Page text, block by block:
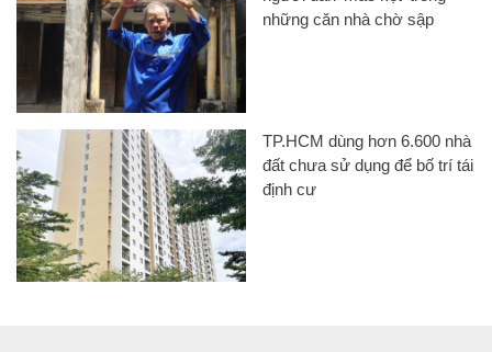
những căn nhà chờ sập
TP.HCM dùng hơn 6.600 nhà
đất chưa sử dụng để bố trí tái
định cư